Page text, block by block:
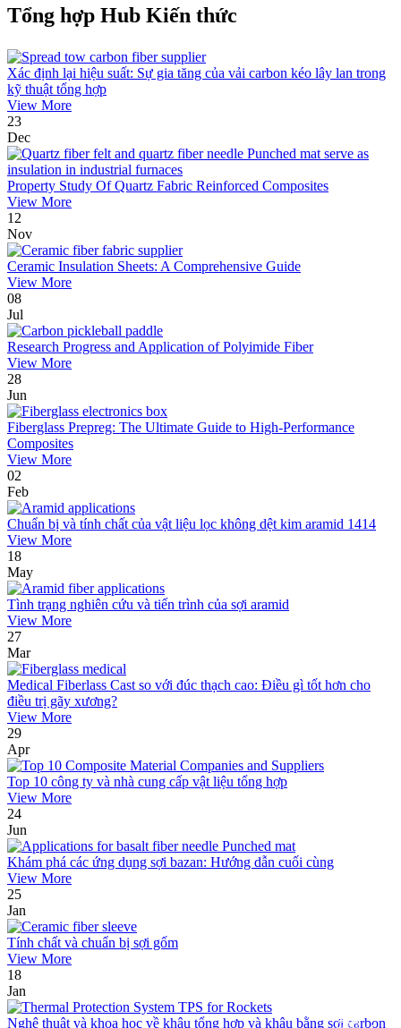
Tổng hợp Hub Kiến thức
Xác định lại hiệu suất: Sự gia tăng của vải carbon kéo lây lan trong
kỹ thuật tổng hợp
View More
23
Dec
Property Study Of Quartz Fabric Reinforced Composites
View More
12
Nov
Ceramic Insulation Sheets: A Comprehensive Guide
View More
08
Jul
Research Progress and Application of Polyimide Fiber
View More
28
Jun
Fiberglass Prepreg: The Ultimate Guide to High-Performance
Composites
View More
02
Feb
Chuẩn bị và tính chất của vật liệu lọc không dệt kim aramid 1414
View More
18
May
Tình trạng nghiên cứu và tiến trình của sợi aramid
View More
27
Mar
Medical Fiberlass Cast so với đúc thạch cao: Điều gì tốt hơn cho
điều trị gãy xương?
View More
29
Apr
Top 10 công ty và nhà cung cấp vật liệu tổng hợp
View More
24
Jun
Khám phá các ứng dụng sợi bazan: Hướng dẫn cuối cùng
View More
25
Jan
Tính chất và chuẩn bị sợi gốm
View More
18
Jan
Nghệ thuật và khoa học về khâu tổng hợp và khâu bằng sợi carbon